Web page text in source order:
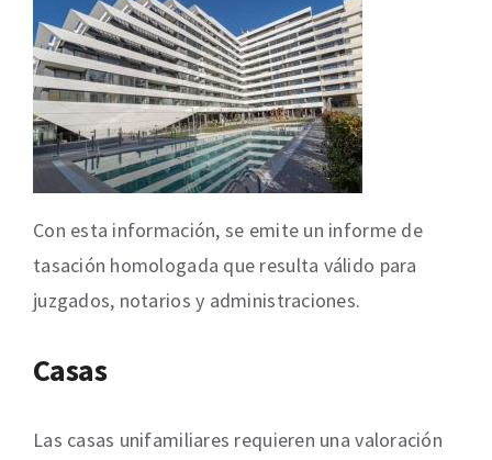
Con esta información, se emite un informe de
tasación homologada que resulta válido para
juzgados, notarios y administraciones.
Casas
Las casas unifamiliares requieren una valoración